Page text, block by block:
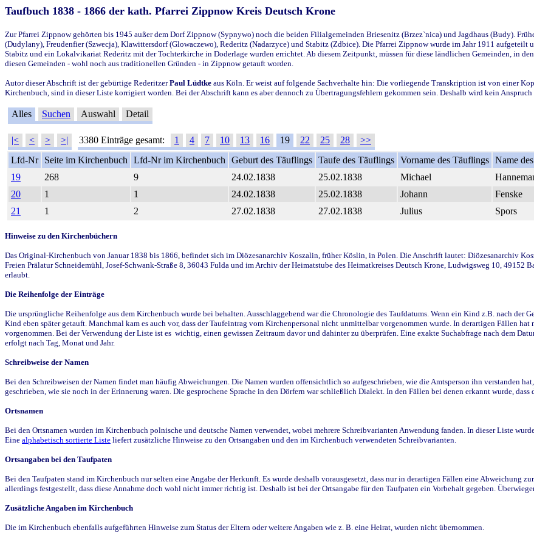
Taufbuch 1838 - 1866 der kath. Pfarrei Zippnow Kreis Deutsch Krone
Zur Pfarrei Zippnow gehörten bis 1945 außer dem Dorf Zippnow (Sypnywo) noch die beiden Filialgemeinden Briesenitz (Brzez`nica) und Jagdhaus (Budy).
(Dudylany), Freudenfier (Szwecja), Klawittersdorf (Glowaczewo), Rederitz (Nadarzyce) und Stabitz (Zdbice). Die Pfarrei Zippnow wurde im Jahr 1911
Stabitz und ein Lokalvikariat Rederitz mit der Tochterkirche in Doderlage wurden errichtet. Ab diesem Zeitpunkt, müssen für diese ländlichen Gemeinden, in
diesen Gemeinden - wohl noch aus traditionellen Gründen - in Zippnow getauft worden.
Autor dieser Abschrift ist der gebürtige RederitzerPaul Lüdtke aus Köln. Er weist auf folgende Sachverhalte hin: Die vorliegende Transkription ist von einer
Kirchenbuch, sind in dieser Liste korrigiert worden. Bei der Abschrift kann es aber dennoch zu Übertragungsfehlern gekommen sein. Deshalb wird kein Anspruch
Alles Suchen Auswahl Detail
|< < > >| 3380 Einträge gesamt: 1 4 7 10 13 16 19 22 25 28
>>
Lfd-Nr
Seite im Kirchenbuch Lfd-Nr im Kirchenbuch Geburt des Täuflings Taufe des Täuflings Vorname des Täuflings Name
19
268 9 24.02.1838 25.02.1838 Michael
20
1 1 24.02.1838 25.02.1838 Johann Fenske
21
1 2 27.02.1838 27.02.1838 Julius Spors
Hinweise zu den Kirchenbüchern
Das Original-Kirchenbuch von Januar 1838 bis 1866, befindet sich im Diözesanarchiv Koszalin, früher Köslin, in Polen. Die Anschrift lautet: Diözesanarchiv
Freien Prälatur Schneidemühl, Josef-Schwank-Straße 8, 36043 Fulda und im Archiv der Heimatstube des Heimatkreises Deutsch Krone, Ludwigsweg 10, 49152
erlaubt.
Die Reihenfolge der Einträge
Die ursprüngliche Reihenfolge aus dem Kirchenbuch wurde bei behalten. Ausschlaggebend war die Chronologie des Taufdatums. Wenn ein Kind z.B. nach der
Kind eben später getauft. Manchmal kam es auch vor, dass der Taufeintrag vom Kirchenpersonal nicht unmittelbar vorgenommen wurde. In derartigen Fällen
vorgenommen. Bei der Verwendung der Liste ist es wichtig, einen gewissen Zeitraum davor und dahinter zu überprüfen. Eine exakte Suchabfrage nach dem
erfolgt nach Tag, Monat und Jahr.
Schreibweise der Namen
Bei den Schreibweisen der Namen findet man häufig Abweichungen. Die Namen wurden offensichtlich so aufgeschrieben, wie die Amtsperson ihn verstanden
geschrieben, wie sie noch in der Erinnerung waren. Die gesprochene Sprache in den Dörfern war schließlich Dialekt. In den Fällen bei denen erkannt wurde,
Ortsnamen
Bei den Ortsnamen wurden im Kirchenbuch polnische und deutsche Namen verwendet, wobei mehrere Schreibvarianten Anwendung fanden. In dieser Liste
Eine alphabetisch sortierte Liste liefert zusätzliche Hinweise zu den Ortsangaben und den im Kirchenbuch verwendeten Schreibvarianten.
Ortsangaben bei den Taufpaten
Bei den Taufpaten stand im Kirchenbuch nur selten eine Angabe der Herkunft. Es wurde deshalb vorausgesetzt, dass nur in derartigen Fällen eine Abweichung
allerdings festgestellt, dass diese Annahme doch wohl nicht immer richtig ist. Deshalb ist bei der Ortsangabe für den Taufpaten ein Vorbehalt gegeben.
Zusätzliche Angaben im Kirchenbuch
Die im Kirchenbuch ebenfalls aufgeführten Hinweise zum Status der Eltern oder weitere Angaben wie z. B. eine Heirat, wurden nicht übernommen.